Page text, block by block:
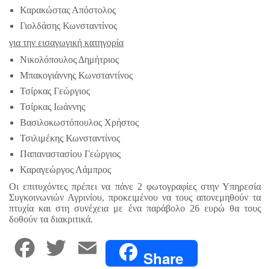
Καρακώστας Απόστολος
Γιολδάσης Κωνσταντίνος
για την εισαγωγική κατηγορία
Νικολόπουλος Δημήτριος
Μπακογιάννης Κωνσταντίνος
Τσίρκας Γεώργιος
Τσίρκας Ιωάννης
Βασιλοκωστόπουλος Χρήστος
Τσιλιμέκης Κωνσταντίνος
Παπαναστασίου Γεώργιος
Καραγεώργος Λάμπρος
Οι επιτυχόντες πρέπει να πάνε 2 φωτογραφίες στην Υπηρεσία
Συγκοινωνιών Αγρινίου, προκειμένου να τους απονεμηθούν τα
πτυχία και στη συνέχεια με ένα παράβολο 26 ευρώ θα τους
δοθούν τα διακριτικά.
E Share